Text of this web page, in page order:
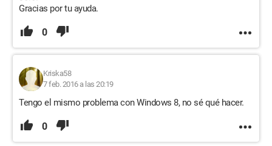
Gracias por tu ayuda.
0
Kriska58
7 feb. 2016 a las 20:19
Tengo el mismo problema con Windows 8, no sé qué hacer.
0